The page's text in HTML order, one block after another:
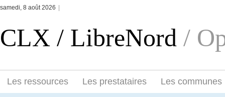
samedi, 8 août 2026
CLX / LibreNord /
Les ressources Les prestataires Les communes